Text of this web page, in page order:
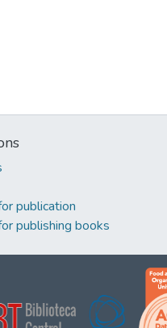
publication
publishing books